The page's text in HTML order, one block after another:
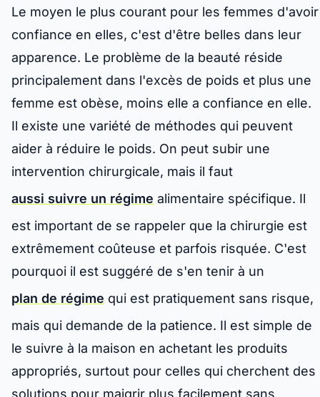
Le moyen le plus courant pour les femmes d'avoir
confiance en elles, c'est d'être belles dans leur
apparence. Le problème de la beauté réside
principalement dans l'excès de poids et plus une
femme est obèse, moins elle a confiance en elle.
Il existe une variété de méthodes qui peuvent
aider à réduire le poids. On peut subir une
intervention chirurgicale, mais il faut
aussi suivre un régime alimentaire spécifique. Il
est important de se rappeler que la chirurgie est
extrêmement coûteuse et parfois risquée. C'est
pourquoi il est suggéré de s'en tenir à un
plan de régime qui est pratiquement sans risque,
mais qui demande de la patience. Il est simple de
le suivre à la maison en achetant les produits
appropriés, surtout pour celles qui cherchent des